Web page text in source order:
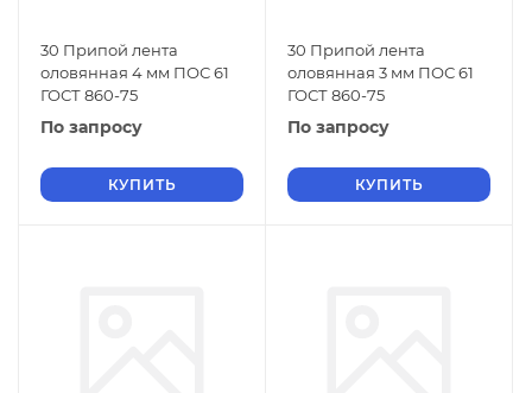
30 Припой лента
оловянная 4 мм ПОС 61
ГОСТ 860-75
По запросу
КУПИТЬ
30 Припой лента
оловянная 3 мм ПОС 61
ГОСТ 860-75
По запросу
КУПИТЬ